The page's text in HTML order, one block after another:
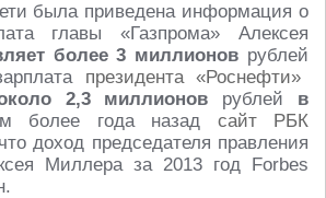
была приведена информация о
главы «Газпрома» Алексея
более 3 миллионов рублей
президента «Роснефти»
2,3 миллионов рублей в
более года назад сайт РБК
доход председателя правления
Миллера за 2013 год Forbes